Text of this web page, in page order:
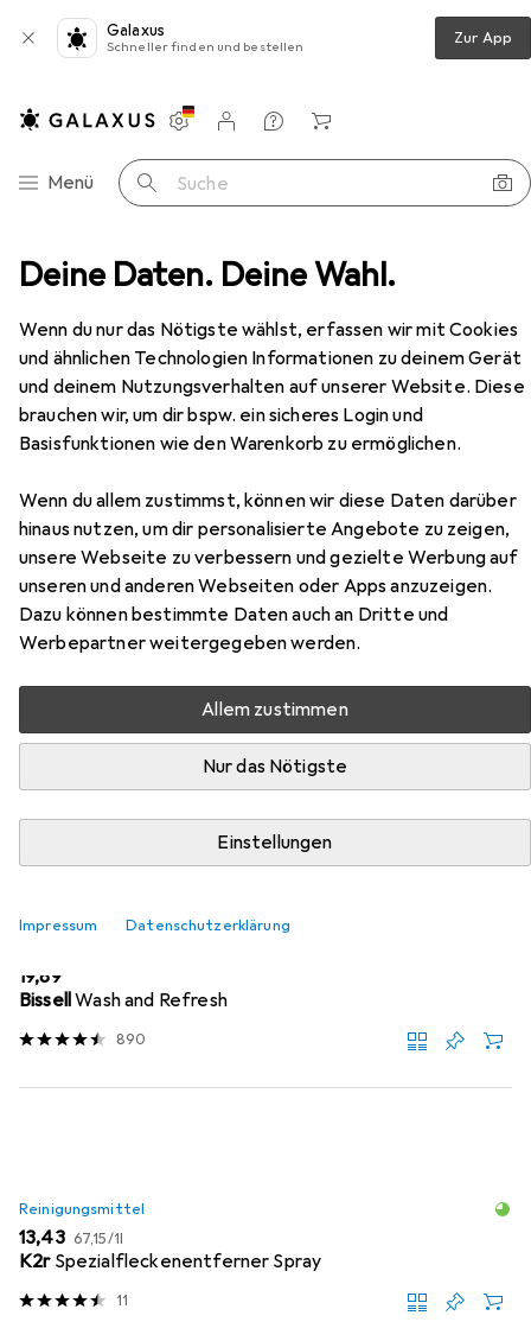
Deine Daten. Deine Wahl.
Wenn du nur das Nötigste wählst, erfassen wir mit Cookies
und ähnlichen Technologien Informationen zu deinem Gerät
und deinem Nutzungsverhalten auf unserer Website. Diese
brauchen wir, um dir bspw. ein sicheres Login und
Basisfunktionen wie den Warenkorb zu ermöglichen.
Wenn du allem zustimmst, können wir diese Daten darüber
hinaus nutzen, um dir personalisierte Angebote zu zeigen,
unsere Webseite zu verbessern und gezielte Werbung auf
unseren und anderen Webseiten oder Apps anzuzeigen.
Dazu können bestimmte Daten auch an Dritte und
Werbepartner weitergegeben werden.
Allem zustimmen
Nur das Nötigste
Einstellungen
Impressum Datenschutzerklärung
Galaxus
Schneller finden und bestellen Zur App
Navigation nach Kategorien
Menü Suche
Einstellungen
Kundenkonto
Vergleichslisten
Merklisten
Warenkorb
Room carpet Rabbit 160x230 Silver (Silver), universal
EUR
169,–
StradoRoom carpet Rabbit 160x230
Silver (Silver), universal
Zubehör für Strado Room carpet
Rabbit 160x230 Silver (Silver),
universal
Room carpet Rabbit 160x230 Silver (Silver), universal aus
den Kategorien Nassreiniger Zubehör und
Relevanz
EUR
19,89
BissellWash and Refresh
890
Reinigungsmittel
EUR
13,43 EUR
67,15/1l
K2r Spezialfleckenentferner Spray
11